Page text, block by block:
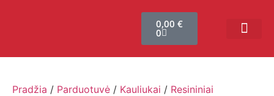
0,00€
0
Pradžia / Parduotuvė / Kauliukai / Resininiai